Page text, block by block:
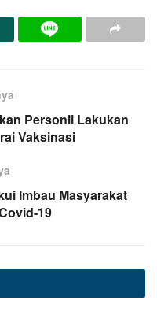
Personil Lakukan
Vaksinasi
Imbau Masyarakat
19